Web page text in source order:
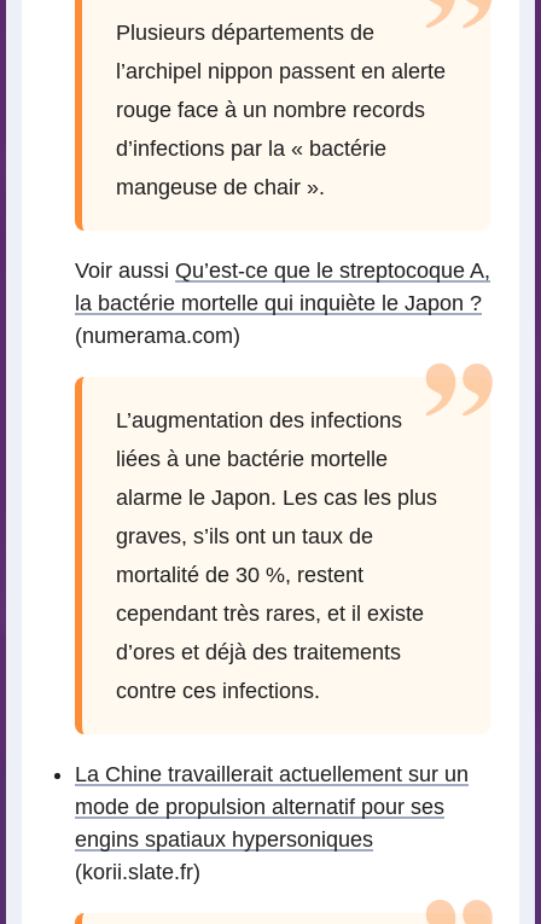
Plusieurs départements de
l’archipel nippon passent en alerte
rouge face à un nombre records
d’infections par la « bactérie
mangeuse de chair ».
Voir aussi Qu’est-ce que le streptocoque A,
la bactérie mortelle qui inquiète le Japon ?
(numerama.com)
L’augmentation des infections
liées à une bactérie mortelle
alarme le Japon. Les cas les plus
graves, s’ils ont un taux de
mortalité de 30 %, restent
cependant très rares, et il existe
d’ores et déjà des traitements
contre ces infections.
La Chine travaillerait actuellement sur un
mode de propulsion alternatif pour ses
engins spatiaux hypersoniques
(korii.slate.fr)